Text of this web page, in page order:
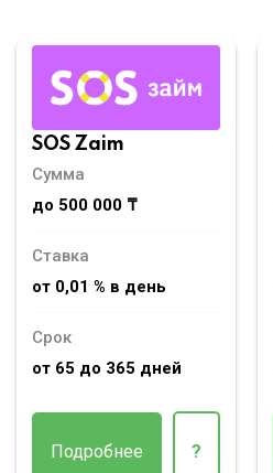
SOS Zaim
Сумма
до 500 000 ₸
Ставка
от 0,01 % в день
Срок
от 65 до 365 дней
Подробнее ?